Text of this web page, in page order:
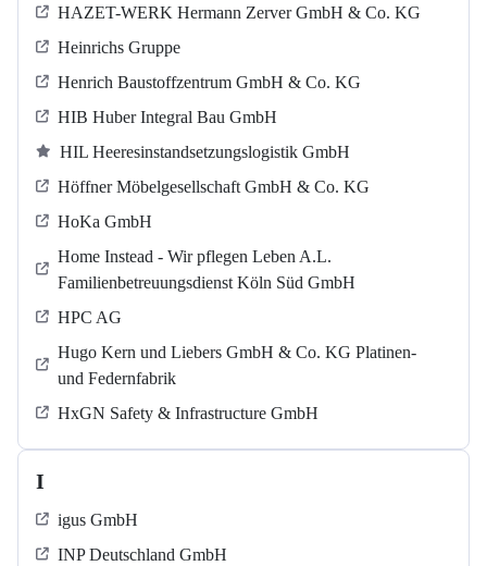
HAZET-WERK Hermann Zerver GmbH & Co. KG
Heinrichs Gruppe
Henrich Baustoffzentrum GmbH & Co. KG
HIB Huber Integral Bau GmbH
HIL Heeresinstandsetzungslogistik GmbH
Höffner Möbelgesellschaft GmbH & Co. KG
HoKa GmbH
Home Instead - Wir pflegen Leben A.L.
Familienbetreuungsdienst Köln Süd GmbH
HPC AG
Hugo Kern und Liebers GmbH & Co. KG Platinen-
und Federnfabrik
HxGN Safety & Infrastructure GmbH
I
igus GmbH
INP Deutschland GmbH